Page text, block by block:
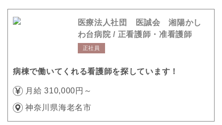
医療法人社団 医誠会 湘陽かし
わ台病院 / 正看護師・准看護師
正社員
病棟で働いてくれる看護師を探しています！
月給 310,000円～
神奈川県海老名市